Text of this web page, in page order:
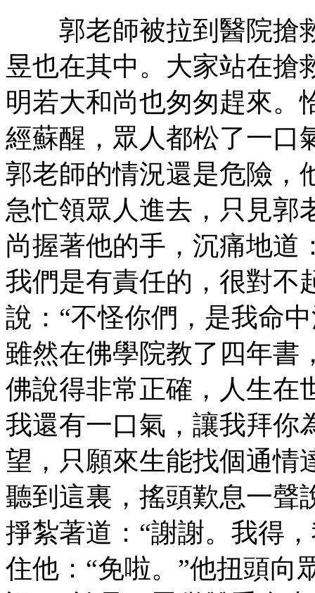
郭老師被拉到醫院搶
昱也在其中。大家站在搶
明若大和尚也匆匆趕來。
經蘇醒，眾人都松了一口
郭老師的情況還是危險，
急忙領眾人進去，只見郭
尚握著他的手，沉痛地道
我們是有責任的，很對不
說：“不怪你們，是我命
雖然在佛學院教了四年書
佛說得非常正確，人生在
我還有一口氣，讓我拜你
望，只願來生能找個通
聽到這裏，搖頭歎息一聲
掙紮著道：“謝謝。我得
住他：“免啦。”他扭頭向